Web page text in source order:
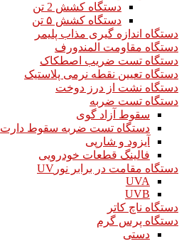
دستگاه کشش 2 تن
دستگاه کشش ۵ تن
دستگاه اندازه گیری مذاب پلیمر
دستگاه مقاومت المندورف
دستگاه تست ضریب اصطکاک
دستگاه تعیین نقطه نرمی پلاستیک
دستگاه نشت از درز دوخت
دستگاه تست ضربه
سقوط آزاد گوی
دستگاه تست ضربه سقوط دارت
آیزود و شارپی
فالینگ قطعات خودرویی
دستگاه مقامت در برابر نورUV
UVA
UVB
دستگاه ناچ کاتر
دستگاه پرس گرم
دستی